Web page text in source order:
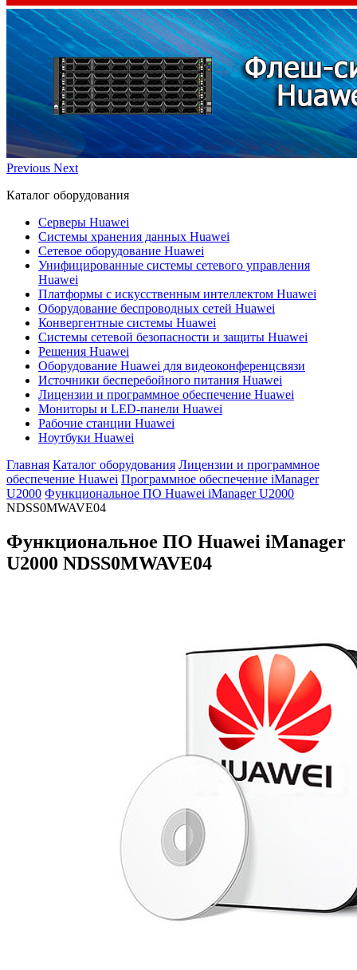
Previous Next
Каталог оборудования
Серверы Huawei
Системы хранения данных Huawei
Сетевое оборудование Huawei
Унифицированные системы сетевого управления
Huawei
Платформы с искусственным интеллектом Huawei
Оборудование беспроводных сетей Huawei
Конвергентные системы Huawei
Системы сетевой безопасности и защиты Huawei
Решения Huawei
Оборудование Huawei для видеоконференцсвязи
Источники бесперебойного питания Huawei
Лицензии и программное обеспечение Huawei
Мониторы и LED-панели Huawei
Рабочие станции Huawei
Ноутбуки Huawei
Главная Каталог оборудования Лицензии и программное
обеспечение Huawei Программное обеспечение iManager
U2000 Функциональное ПО Huawei iManager U2000
NDSS0MWAVE04
Функциональное ПО Huawei iManager
U2000 NDSS0MWAVE04